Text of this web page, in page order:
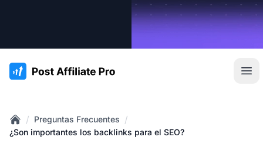
:site.title
Home
/ Preguntas Frecuentes /
¿Son importantes los backlinks para el SEO?